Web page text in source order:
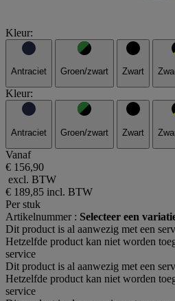
Kleur:
Antraciet Groen/zwart Zwart
Kleur:
Antraciet Groen/zwart Zwart
Vanaf
€ 156,90
excl. BTW
€ 189,85 incl. BTW
Per stuk
Artikelnummer : Selecteer een
Dit product is al aanwezig met een
Hetzelfde product kan niet worden
service
Dit product is al aanwezig met een
Hetzelfde product kan niet worden
service